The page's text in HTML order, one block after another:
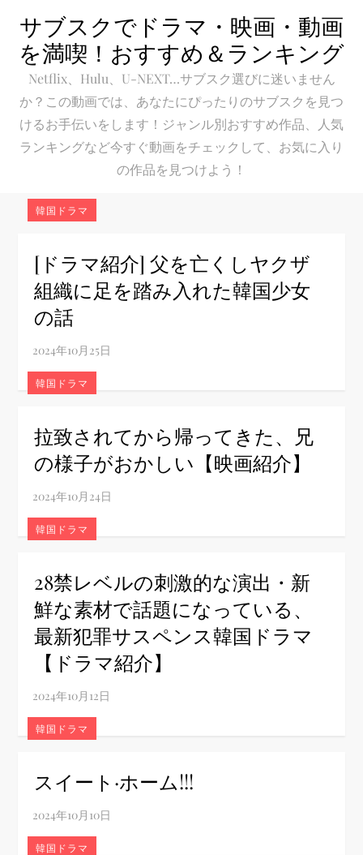
content
サブスクでドラマ・映画・動画
を満喫！おすすめ＆ランキング
Netflix、Hulu、U-NEXT…サブスク選びに迷いません
か？この動画では、あなたにぴったりのサブスクを見つ
けるお手伝いをします！ジャンル別おすすめ作品、人気
ランキングなど今すぐ動画をチェックして、お気に入り
の作品を見つけよう！
韓国ドラマ
[ドラマ紹介] 父を亡くしヤクザ
組織に足を踏み入れた韓国少女
の話
韓国ドラマ
拉致されてから帰ってきた、兄
の様子がおかしい【映画紹介】
韓国ドラマ
28禁レベルの刺激的な演出・新
鮮な素材で話題になっている、
最新犯罪サスペンス韓国ドラマ
【ドラマ紹介】
韓国ドラマ
スイート·ホーム!!!
韓国ドラマ